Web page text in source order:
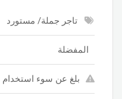
تاجر جملة/ مستورد
المفضلة
بلغ عن سوء استخدام